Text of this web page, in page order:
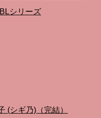
シリーズ
(シギ乃)（完結）